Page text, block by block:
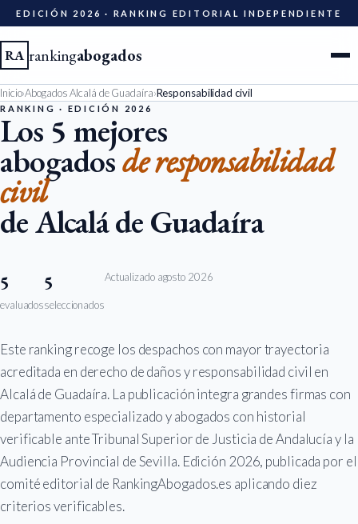
EDICIÓN 2026 · RANKING EDITORIAL INDEPENDIENTE
RA rankingabogados
Ciudades
Especialidades
Diccionario
Edición 2026
Inicio›Abogados Alcalá de Guadaíra›Responsabilidad civil
RANKING · EDICIÓN 2026
Los 5 mejores
abogadosde responsabilidad
civil
de Alcalá de Guadaíra
5
evaluados
5
seleccionados
Actualizado agosto 2026
Este ranking recoge los despachos con mayor trayectoria
acreditada en derecho de daños y responsabilidad civil en
Alcalá de Guadaíra. La publicación integra grandes firmas con
departamento especializado y abogados con historial
verificable ante Tribunal Superior de Justicia de Andalucía y la
Audiencia Provincial de Sevilla. Edición 2026, publicada por el
comité editorial de RankingAbogados.es aplicando diez
criterios verificables.